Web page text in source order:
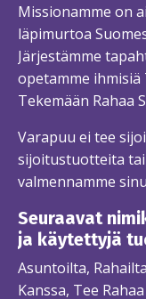
Missionamme on
läpimurtoa
Järjestämme
opetamme ihmisiä
Tekemään Rahaa
Varapuu ei tee
sijoitustuotteita tai
valmennamme
Seuraavat
ja käytettyjä
Asuntoilta,
Kanssa, Tee